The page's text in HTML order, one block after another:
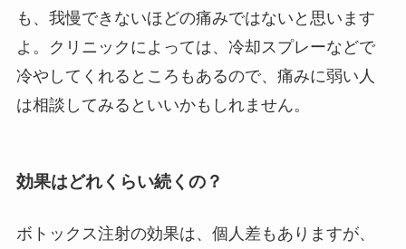
も、我慢できないほどの痛みではないと思います
よ。クリニックによっては、冷却スプレーなどで
冷やしてくれるところもあるので、痛みに弱い人
は相談してみるといいかもしれません。
効果はどれくらい続くの？
ボトックス注射の効果は、個人差もありますが、